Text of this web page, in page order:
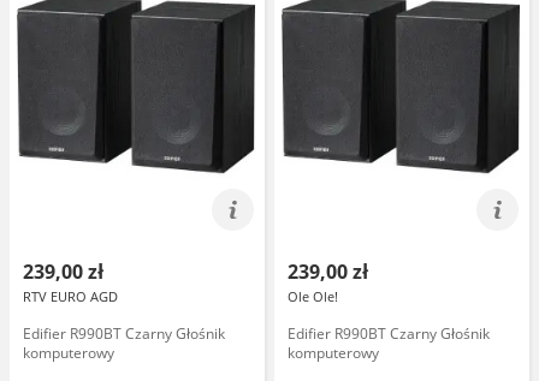
239,00 zł
RTV EURO AGD
Edifier R990BT Czarny Głośnik
komputerowy
239,00 zł
Ole Ole!
Edifier R990BT Czarny Głośnik
komputerowy